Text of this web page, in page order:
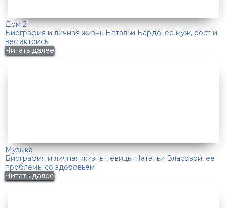
Дом 2
Биография и личная жизнь Натальи Бардо, ее муж, рост и
вес актрисы
Читать далее
Музыка
Биография и личная жизнь певицы Натальи Власовой, ее
проблемы со здоровьем
Читать далее